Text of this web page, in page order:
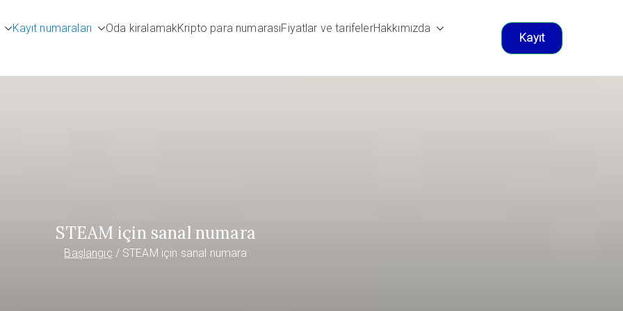
Kayıt numaraları Oda kiralamakKripto para numarasıFiyatlar ve tarifelerHakkımızda
Kayıt
STEAM için sanal numara
Başlangıç STEAM için sanal numara